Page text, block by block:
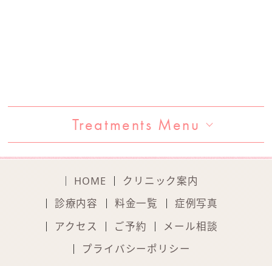
Treatments Menu
HOME
クリニック案内
診療内容
料金一覧
症例写真
アクセス
ご予約
メール相談
プライバシーポリシー